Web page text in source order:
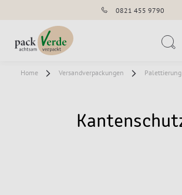
0821 455 9790
Home Versandverpackungen Palettierung